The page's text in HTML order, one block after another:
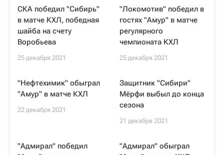
СКА победил "Сибирь"
в матче КХЛ, победная
шайба на счету
Воробьева
25 декабря 2021
"Локомотив" победил в
гостях "Амур" в матче
регулярного
чемпионата КХЛ
25 декабря 2021
"Нефтехимик" обыграл
"Амур" в матче КХЛ
22 декабря 2021
Защитник "Сибири"
Мёрфи выбыл до конца
сезона
21 декабря 2021
"Адмирал" победил
"Адмирал" обыграл